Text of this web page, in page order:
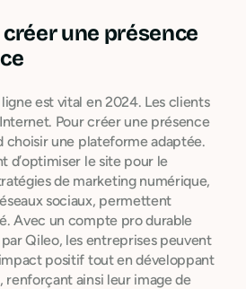
une présence
est vital en 2024. Les clients
Pour créer une présence
choisir une plateforme adaptée.
d’optimiser le site pour le
de marketing numérique,
sociaux, permettent
Avec un compte pro durable
Qileo, les entreprises peuvent
positif tout en développant
renforçant ainsi leur image de